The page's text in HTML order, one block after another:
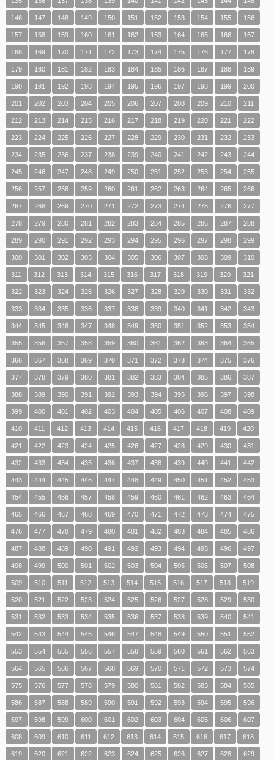
146 147 148 149 150 151 152 153 154 155 156
157 158 159 160 161 162 163 164 165 166 167
168 169 170 171 172 173 174 175 176 177 178
179 180 181 182 183 184 185 186 187 188 189
190 191 192 193 194 195 196 197 198 199 200
201 202 203 204 205 206 207 208 209 210 211
212 213 214 215 216 217 218 219 220 221 222
223 224 225 226 227 228 229 230 231 232 233
234 235 236 237 238 239 240 241 242 243 244
245 246 247 248 249 250 251 252 253 254 255
256 257 258 259 260 261 262 263 264 265 266
267 268 269 270 271 272 273 274 275 276 277
278 279 280 281 282 283 284 285 286 287 288
289 290 291 292 293 294 295 296 297 298 299
300 301 302 303 304 305 306 307 308 309 310
311 312 313 314 315 316 317 318 319 320 321
322 323 324 325 326 327 328 329 330 331 332
333 334 335 336 337 338 339 340 341 342 343
344 345 346 347 348 349 350 351 352 353 354
355 356 357 358 359 360 361 362 363 364 365
366 367 368 369 370 371 372 373 374 375 376
377 378 379 380 381 382 383 384 385 386 387
388 389 390 391 392 393 394 395 396 397 398
399 400 401 402 403 404 405 406 407 408 409
410 411 412 413 414 415 416 417 418 419 420
421 422 423 424 425 426 427 428 429 430 431
432 433 434 435 436 437 438 439 440 441 442
443 444 445 446 447 448 449 450 451 452 453
454 455 456 457 458 459 460 461 462 463 464
465 466 467 468 469 470 471 472 473 474 475
476 477 478 479 480 481 482 483 484 485 486
487 488 489 490 491 492 493 494 495 496 497
498 499 500 501 502 503 504 505 506 507 508
509 510 511 512 513 514 515 516 517 518 519
520 521 522 523 524 525 526 527 528 529 530
531 532 533 534 535 536 537 538 539 540 541
542 543 544 545 546 547 548 549 550 551 552
553 554 555 556 557 558 559 560 561 562 563
564 565 566 567 568 569 570 571 572 573 574
575 576 577 578 579 580 581 582 583 584 585
586 587 588 589 590 591 592 593 594 595 596
597 598 599 600 601 602 603 604 605 606 607
608 609 610 611 612 613 614 615 616 617 618
619 620 621 622 623 624 625 626 627 628 629